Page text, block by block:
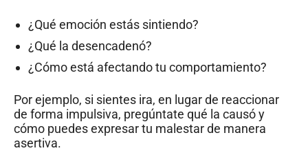
¿Qué emoción estás sintiendo?
¿Qué la desencadenó?
¿Cómo está afectando tu comportamiento?
Por ejemplo, si sientes ira, en lugar de reaccionar
de forma impulsiva, pregúntate qué la causó y
cómo puedes expresar tu malestar de manera
asertiva.